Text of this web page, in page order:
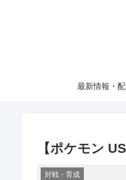
最新情報・
【ポケモン
対戦・育成